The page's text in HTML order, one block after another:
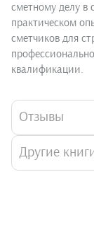
сметному делу в
практическом
сметчиков для
квалификации.
Отзывы
Другие